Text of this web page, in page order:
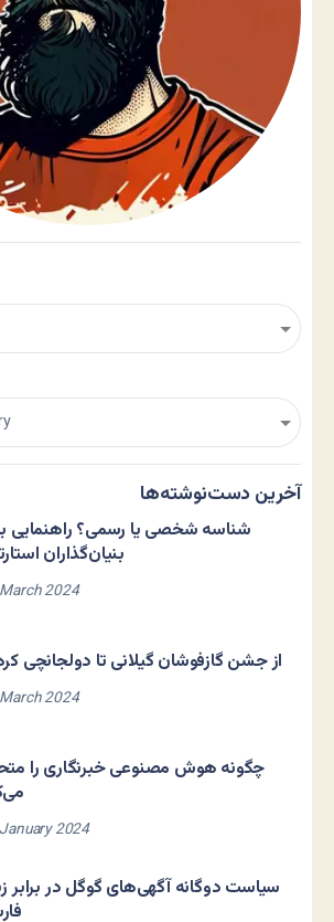
آخرین دست‌نوشته‌ها
شناسه شخصی یا رسمی؟ راهنمایی
بنیان‌گذاران
2024
از جشن گازفوشان گیلانی تا دولجانچی
2024
چگونه هوش مصنوعی خبرنگاری را
2024
سیاست دوگانه آگهی‌های گوگل در برابر